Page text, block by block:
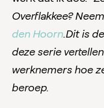
Overflakkee?
den Hoorn.Dit is
deze serie
werknemers hoe
beroep.